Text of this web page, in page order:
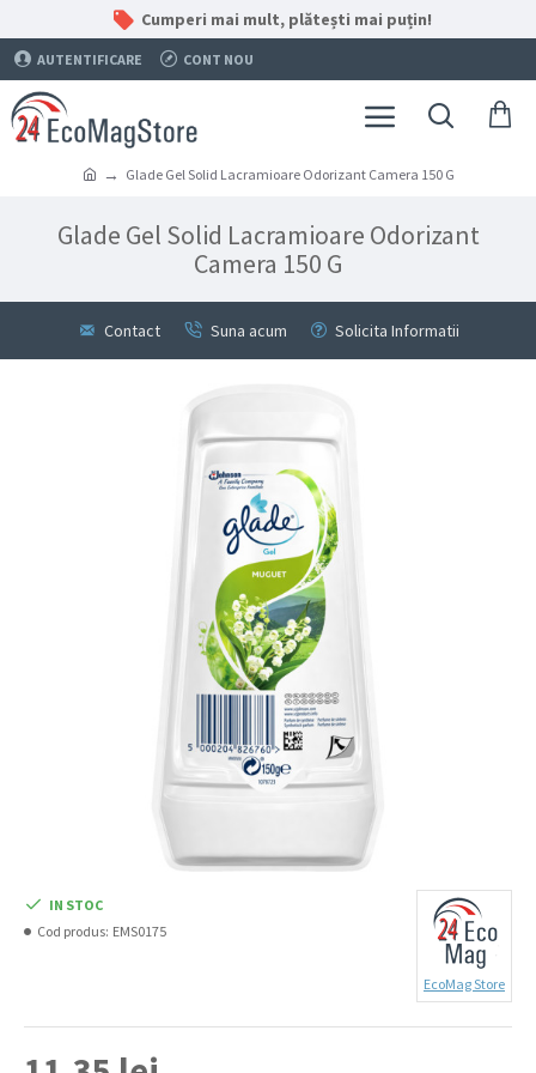
Cumperi mai mult, plătești mai puțin!
AUTENTIFICARE CONT NOU
Glade Gel Solid Lacramioare Odorizant Camera 150 G
Glade Gel Solid Lacramioare Odorizant
Camera 150 G
Contact Suna acum Solicita Informatii
IN STOC
Cod produs: EMS0175
EcoMag Store